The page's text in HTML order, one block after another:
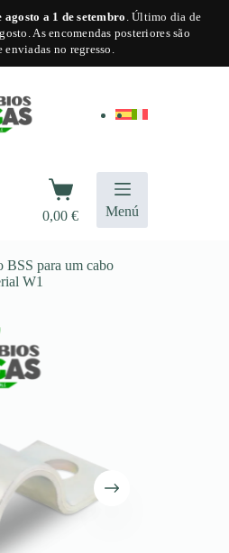
agosto a 1 de setembro . Último dia de
As encomendas posteriores são
enviadas no regresso.
multiple
variants.
chosen
product
Carrinho
de
compras
0,00€ Menú
para um cabo
W1